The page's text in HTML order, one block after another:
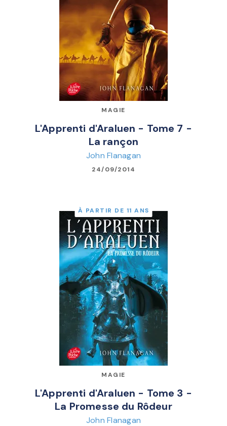
MAGIE
L'Apprenti d'Araluen - Tome 7 -
La rançon
John Flanagan
24/09/2014
À PARTIR DE 11 ANS
MAGIE
L'Apprenti d'Araluen - Tome 3 -
La Promesse du Rôdeur
John Flanagan